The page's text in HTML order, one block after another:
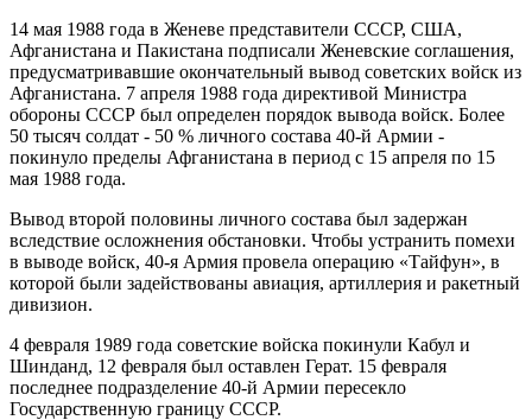
14 мая 1988 года в Женеве представители СССР, США,
Афганистана и Пакистана подписали Женевские соглашения,
предусматривавшие окончательный вывод советских войск из
Афганистана. 7 апреля 1988 года директивой Министра
обороны СССР был определен порядок вывода войск. Более
50 тысяч солдат - 50 % личного состава 40-й Армии -
покинуло пределы Афганистана в период с 15 апреля по 15
мая 1988 года.
Вывод второй половины личного состава был задержан
вследствие осложнения обстановки. Чтобы устранить помехи
в выводе войск, 40-я Армия провела операцию «Тайфун», в
которой были задействованы авиация, артиллерия и ракетный
дивизион.
4 февраля 1989 года советские войска покинули Кабул и
Шинданд, 12 февраля был оставлен Герат. 15 февраля
последнее подразделение 40-й Армии пересекло
Государственную границу СССР.